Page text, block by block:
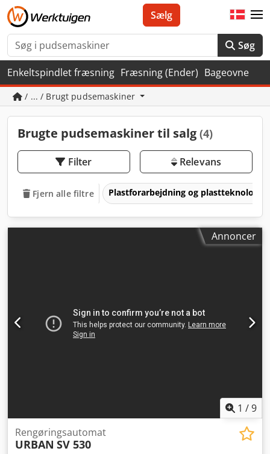
Søg
Sælg
Enkeltspindlet fræsning Fræsning (Ender) Bageovne
/ ... / Brugt pudsemaskiner
Brugte pudsemaskiner til salg (4)
Filter Relevans
Fjern alle filtre Plastforarbejdning og plastteknologi
Annoncer
1 /9
Rengøringsautomat
URBAN SV 530